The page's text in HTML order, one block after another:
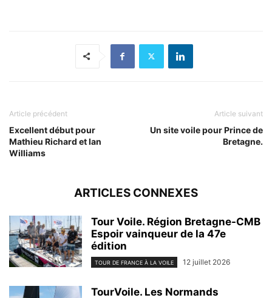
Article précédent
Excellent début pour
Mathieu Richard et Ian
Williams
Article suivant
Un site voile pour Prince de
Bretagne.
ARTICLES CONNEXES
Tour Voile. Région Bretagne-CMB
Espoir vainqueur de la 47e
édition
TOUR DE FRANCE À LA VOILE 12 juillet 2026
TourVoile. Les Normands